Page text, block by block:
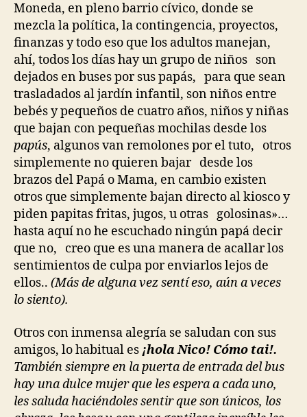
Moneda, en pleno barrio cívico, donde se
mezcla la política, la contingencia, proyectos,
finanzas y todo eso que los adultos manejan,
ahí, todos los días hay un grupo de niños son
dejados en buses por sus papás, para que sean
trasladados al jardín infantil, son niños entre
bebés y pequeños de cuatro años, niños y niñas
que bajan con pequeñas mochilas desde los
papús, algunos van remolones por el tuto, otros
simplemente no quieren bajar desde los
brazos del Papá o Mama, en cambio existen
otros que simplemente bajan directo al kiosco y
piden papitas fritas, jugos, u otras golosinas»…
hasta aquí no he escuchado ningún papá decir
que no, creo que es una manera de acallar los
sentimientos de culpa por enviarlos lejos de
ellos.. (Más de alguna vez sentí eso, aún a veces
lo siento).
Otros con inmensa alegría se saludan con sus
amigos, lo habitual es ¡hola Nico! Cómo tai!.
También siempre en la puerta de entrada del bus
hay una dulce mujer que les espera a cada uno,
les saluda haciéndoles sentir que son únicos, los